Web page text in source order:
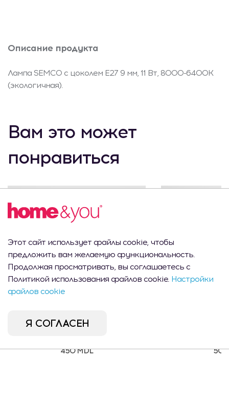
Описание продукта
Лампа SEMCO с цоколем E27 9 мм, 11 Вт, 8000-6400K
(экологичная).
Вам это может
понравиться
Шкафчик для ключей
450 MDL 500
Этот сайт использует файлы cookie, чтобы
предложить вам желаемую функциональность.
Продолжая просматривать, вы соглашаетесь с
Политикой использования файлов cookie. Настройки
файлов cookie
Я СОГЛАСЕН